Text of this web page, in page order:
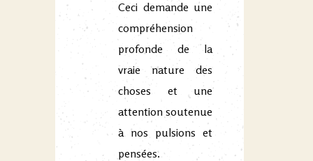
Ceci demande une
compréhension
profonde de la
vraie nature des
choses et une
attention soutenue
à nos pulsions et
pensées.